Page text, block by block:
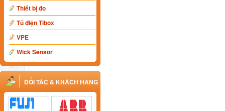
Thiết bị đo
Tủ điện Tibox
VPE
Wick Sensor
ĐỐI TÁC & KHÁCH HÀNG